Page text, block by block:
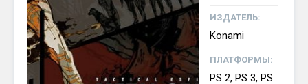
ИЗДАТЕЛЬ:
Konami
ПЛАТФОРМЫ:
PS 2, PS 3, PS